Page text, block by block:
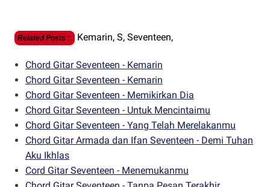
Related Posts : Kemarin, S, Seventeen,
Chord Gitar Seventeen - Kemarin
Chord Gitar Seventeen - Kemarin
Chord Gitar Seventeen - Memikirkan Dia
Chord Gitar Seventeen - Untuk Mencintaimu
Chord Gitar Seventeen - Yang Telah Merelakanmu
Chord Gitar Armada dan Ifan Seventeen - Demi Tuhan
Aku Ikhlas
Cord Gitar Seventeen - Menemukanmu